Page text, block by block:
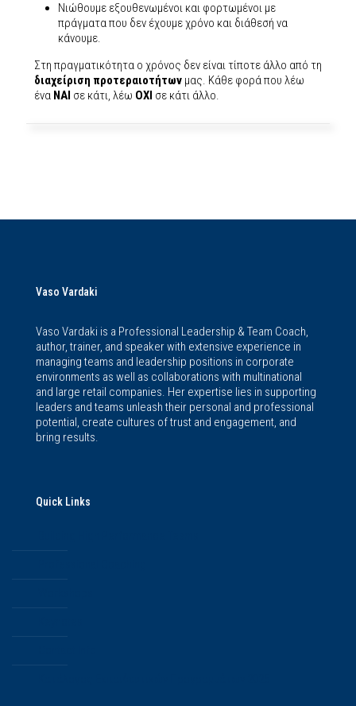
Νιώθουμε εξουθενωμένοι και φορτωμένοι με
πράγματα που δεν έχουμε χρόνο και διάθεσή να
κάνουμε.
Στη πραγματικότητα ο χρόνος δεν είναι τίποτε άλλο από τη
διαχείριση προτεραιοτήτων μας. Κάθε φορά που λέω
ένα ΝΑΙ σε κάτι, λέω ΟΧΙ σε κάτι άλλο.
Vaso Vardaki
Vaso Vardaki is a Professional Leadership & Team Coach,
author, trainer, and speaker with extensive experience in
managing teams and leadership positions in corporate
environments as well as collaborations with multinational
and large retail companies. Her expertise lies in supporting
leaders and teams unleash their personal and professional
potential, create cultures of trust and engagement, and
bring results.
Quick Links